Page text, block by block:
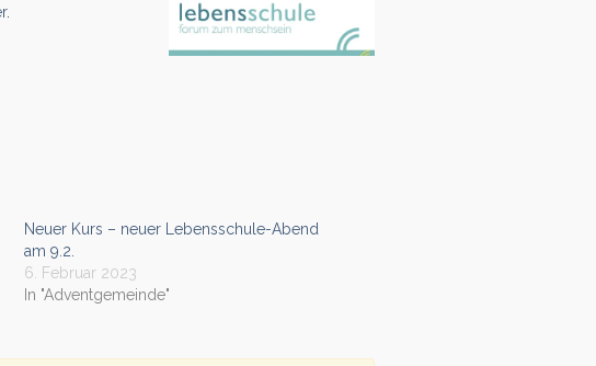
.
Neuer Kurs – neuer Lebensschule-Abend
am 9.2.
6. Februar 2023
In "Adventgemeinde"